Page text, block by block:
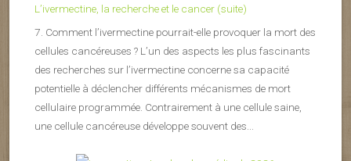
L’ivermectine, la recherche et le cancer (suite)
7. Comment l’ivermectine pourrait-elle provoquer la mort des
cellules cancéreuses ? L’un des aspects les plus fascinants
des recherches sur l’ivermectine concerne sa capacité
potentielle à déclencher différents mécanismes de mort
cellulaire programmée. Contrairement à une cellule saine,
une cellule cancéreuse développe souvent des...